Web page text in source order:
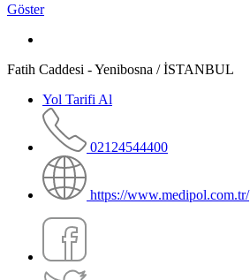
Göster
Fatih Caddesi - Yenibosna / İSTANBUL
Yol Tarifi Al
02124544400
https://www.medipol.com.tr/